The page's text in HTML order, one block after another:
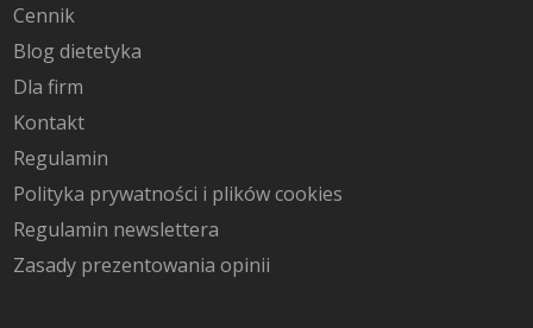
Cennik
Blog dietetyka
Dla firm
Kontakt
Regulamin
Polityka prywatności i plików cookies
Regulamin newslettera
Zasady prezentowania opinii